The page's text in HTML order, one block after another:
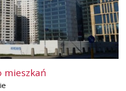
mieszkań